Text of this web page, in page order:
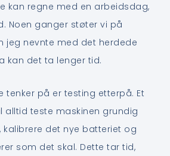
kan regne med en arbeidsdag,
Noen ganger støter vi på
jeg nevnte med det herdede
kan det ta lenger tid.
tenker på er testing etterpå. Et
alltid teste maskinen grundig
det nye batteriet og
som det skal. Dette tar tid,